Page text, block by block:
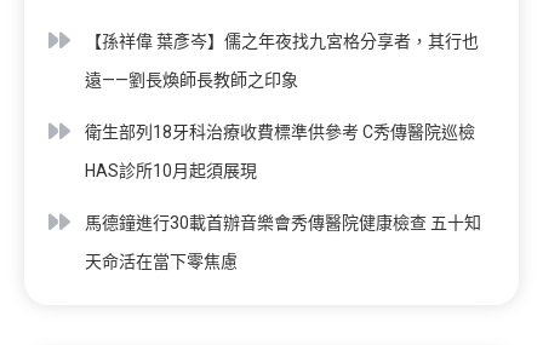
【孫祥偉 葉彥岑】儒之年夜找九宮格分享者，其行也
遠——劉長煥師長教師之印象
衛生部列18牙科治療收費標準供參考 C秀傳醫院巡檢
HAS診所10月起須展現
馬德鐘進行30載首辦音樂會秀傳醫院健康檢查 五十知
天命活在當下零焦慮